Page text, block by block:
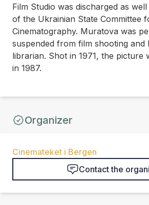
Film Studio was discharged as
of the Ukrainian State Committee
Cinematography. Muratova was
suspended from film shooting and
librarian. Shot in 1971, the picture
in 1987.
Organizer
Cinemateket i Bergen
Contact the